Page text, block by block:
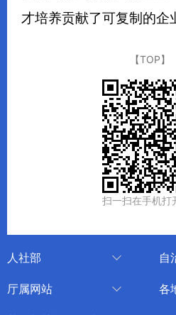
才培养贡献了可复制的企
【TOP】
扫一扫在手机打
人社部 自
厅属网站 各